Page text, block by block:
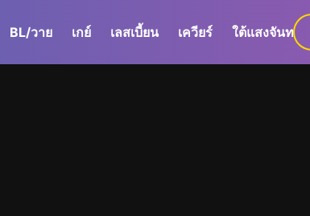
BL/วาย เกย์ เลสเบี้ยน เควียร์ ใต้แสงจันทร์